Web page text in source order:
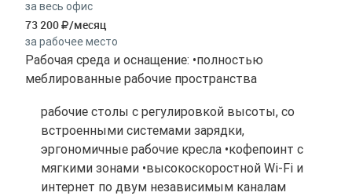
за весь офис
73 200 /месяц
за рабочее место
Рабочая среда и оснащение: •полностью
меблированные рабочие пространства
рабочие столы с регулировкой высоты, со
встроенными системами зарядки,
эргономичные рабочие кресла •кофепоинт с
мягкими зонами •высокоскоростной Wi-Fi и
интернет по двум независимым каналам